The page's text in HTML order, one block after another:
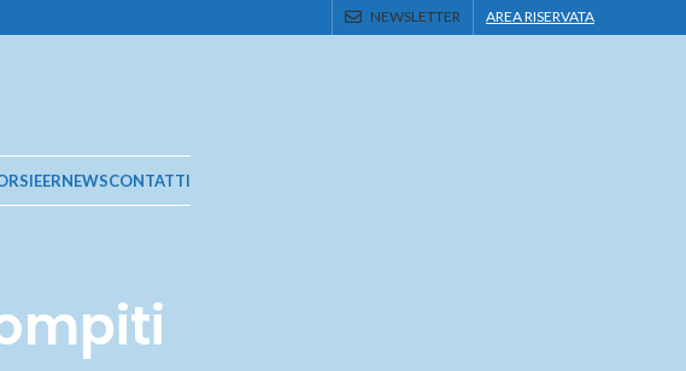
NEWSLETTER AREA RISERVATA
EERNEWSCONTATTI